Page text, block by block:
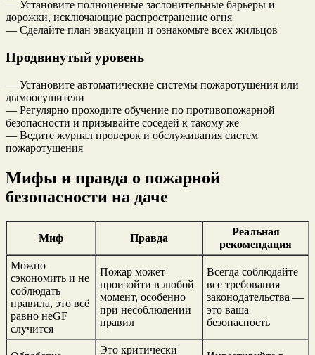
— Установите полноценные заслонительные барьеры и
дорожки, исключающие распространение огня
— Сделайте план эвакуации и ознакомьте всех жильцов
Продвинутый уровень
— Установите автоматические системы пожаротушения или
дымоосушители
— Регулярно проходите обучение по противопожарной
безопасности и призывайте соседей к такому же
— Ведите журнал проверок и обслуживания систем
пожаротушения
Мифы и правда о пожарной
безопасности на даче
Миф Правда
Реальная
рекомендация
Можно
сэкономить и не
соблюдать
правила, это всё
равно неGF
случится
Пожар может
произойти в любой
момент, особенно
при несоблюдении
правил
Всегда соблюдайте
все требования
законодательства —
это ваша
безопасность
Это критически